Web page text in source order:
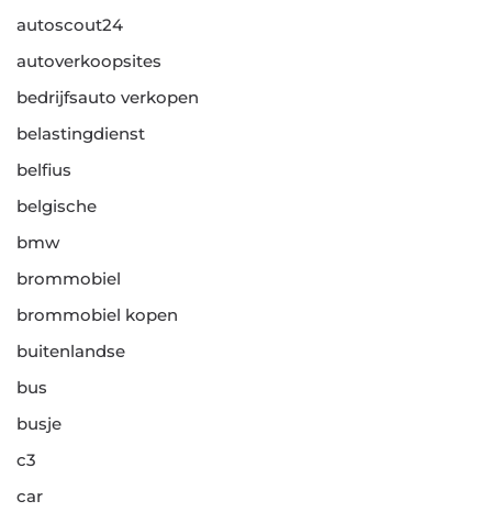
autoscout24
autoverkoopsites
bedrijfsauto verkopen
belastingdienst
belfius
belgische
bmw
brommobiel
brommobiel kopen
buitenlandse
bus
busje
c3
car